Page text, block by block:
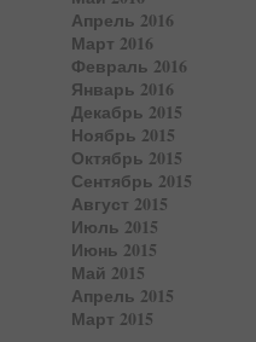
Апрель 2016
Март 2016
Февраль 2016
Январь 2016
Декабрь 2015
Ноябрь 2015
Октябрь 2015
Сентябрь 2015
Август 2015
Июль 2015
Июнь 2015
Май 2015
Апрель 2015
Март 2015